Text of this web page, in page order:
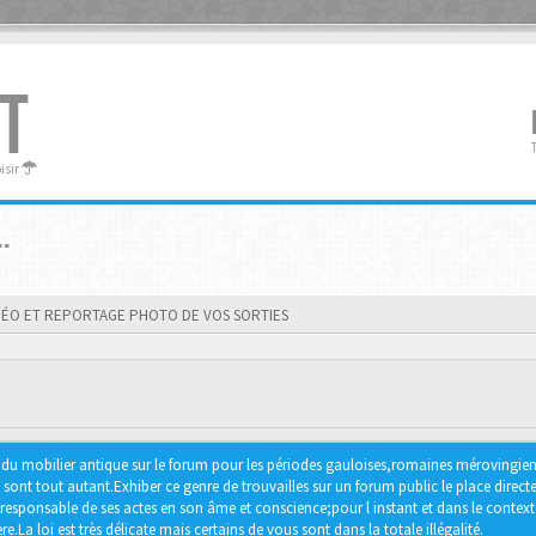
ET REPORTAGE PHOTO DE VOS SORTIES
mobilier antique sur le forum pour les périodes gauloises,romaines
tout autant.Exhiber ce genre de trouvailles sur un forum public le place
de ses actes en son âme et conscience;pour l instant et dans le
loi est très délicate mais certains de vous sont dans la totale illégalité.